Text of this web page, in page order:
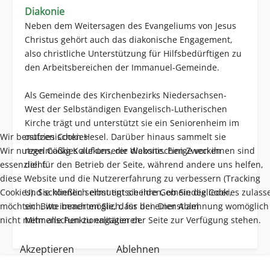
Diakonie
Neben dem Weitersagen des Evangeliums von Jesus
Christus gehört auch das diakonische Engagement,
also christliche Unterstützung für Hilfsbedürftigen zu
den Arbeitsbereichen der Immanuel-Gemeinde.
Als Gemeinde des Kirchenbezirks Niedersachsen-
West der Selbständigen Evangelisch-Lutherischen
Kirche trägt und unterstützt sie ein Seniorenheim im
ostfriesischen Hesel. Darüber hinaus sammelt sie
regelmäßig Kollekten, die diakonischen Zwecken
dient.
Und schließlich ermutigt sie ihre Gemeindeglieder,
sich, wo immer möglich, für den Dienst am
Mitmenschen zu engagieren.
Wir benutzen Cookies
Wir nutzen Cookies auf unserer Website. Einige von ihnen sind
essenziell für den Betrieb der Seite, während andere uns helfen,
diese Website und die Nutzererfahrung zu verbessern (Tracking
Cookies). Sie können selbst entscheiden, ob Sie die Cookies
möchten. Bitte beachten Sie, dass bei einer Ablehnung womöglich
nicht mehr alle Funktionalitäten der Seite zur Verfügung stehen.
Akzeptieren Ablehnen